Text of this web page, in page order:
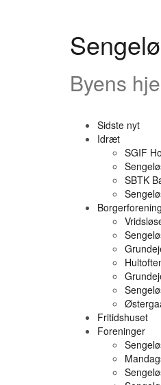
Byens
Sidste nyt
Idræt
SGIF
SBTK
Fritidshuset
Foreninger